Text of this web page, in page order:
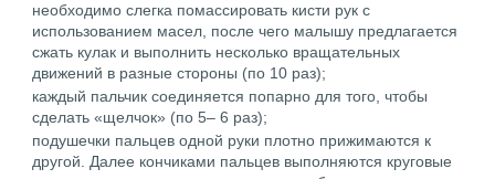
необходимо слегка помассировать кисти рук с
использованием масел, после чего малышу предлагается
сжать кулак и выполнить несколько вращательных
движений в разные стороны (по 10 раз);
каждый пальчик соединяется попарно для того, чтобы
сделать «щелчок» (по 5– 6 раз);
подушечки пальцев одной руки плотно прижимаются к
другой. Далее кончиками пальцев выполняются круговые